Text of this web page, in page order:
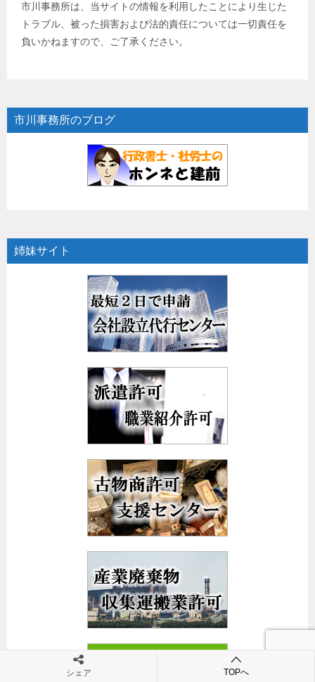
市川事務所は、当サイトの情報を利用したことにより生じた
トラブル、被った損害および法的責任については一切責任を
負いかねますので、ご了承ください。
市川事務所のブログ
姉妹サイト
シェア TOPへ